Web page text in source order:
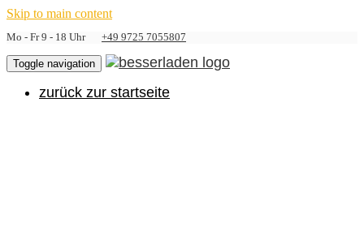
Skip to main content
Mo - Fr 9 - 18 Uhr +49 9725 7055807
Toggle navigation
zurück zur startseite